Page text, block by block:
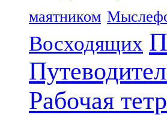
маятником
Восходящих
Рабочая